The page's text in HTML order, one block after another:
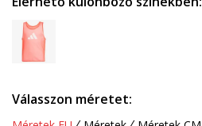
Válasszon méretet: